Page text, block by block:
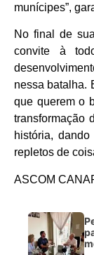
munícipes”,
No final de
convite à
nessa batalha.
que querem o
transformação
história,
repletos de
ASCOM